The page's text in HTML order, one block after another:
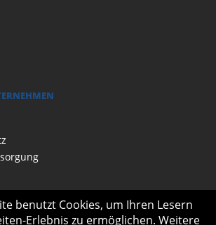
benutzt Cookies, um Ihren Lesern
Erlebnis zu ermöglichen. Weitere